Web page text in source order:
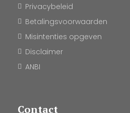
Privacybeleid
Betalingsvoorwaarden
Misintenties opgeven
Disclaimer
ANBI
Contact